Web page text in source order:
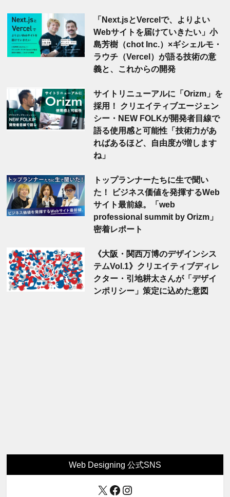
「Next.jsとVercelで、よりよい
Webサイトを届けていきたい」小
島芳樹（chot Inc.）×ギシェルモ・
ラウチ（Vercel）が語る技術の意
義と、これからの開発
サイトリニューアルに「Orizm」を
採用！ クリエイティブエージェン
シー・NEW FOLKが開発者目線で
語る使用感と可能性「技術力があ
ればあるほど、自由度が増します
ね」
トップランナーたちに生で聞い
た！ ビジネス価値を発揮するWeb
サイト最前線。「web
professional summit by Orizm」
密着レポート
《大阪・関西万博のデザインシス
テムVol.1》クリエイティブディレ
クター・引地耕太さんが「デザイ
ンポリシー」策定に込めた意図
Web Designing 公式SNS
X Facebook
Instagram